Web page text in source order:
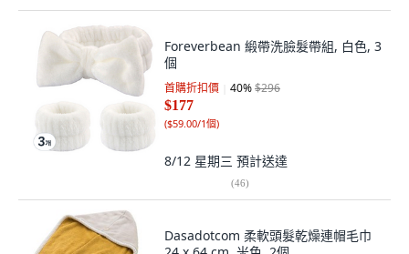
Foreverbean 緞帶洗臉髮帶組, 白色, 3
個
首購折扣價 40%$296
$177
($59.00/1個)
8/12 星期三 預計送達
(46)
Dasadotcom 柔軟頭髮乾燥連帽毛巾